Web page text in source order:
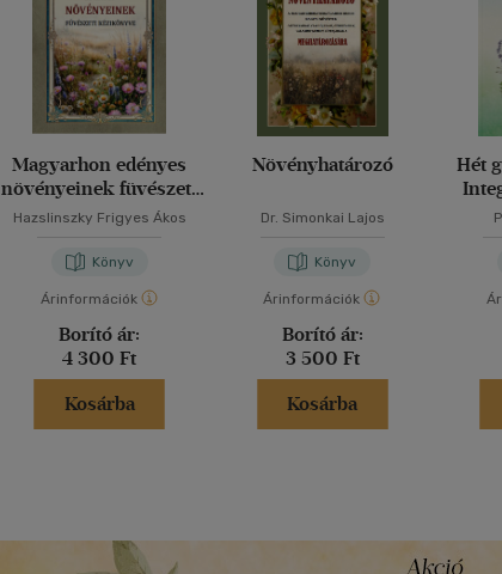
Magyarhon edényes
növényeinek füvészeti
kézikönyve
Hazslinszky Frigyes Ákos
Könyv
Árinformációk
Borító ár:
4 300 Ft
Kosárba
Növényhatározó
Dr. Simonkai Lajos
Könyv
Árinformációk
Borító ár:
3 500 Ft
Kosárba
Hét